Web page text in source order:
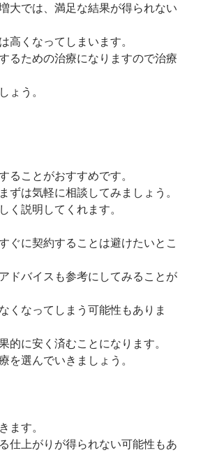
大では、満足な結果が得られない
くなってしまいます。
るための治療になりますので治療
ょう。
ことがおすすめです。
は気軽に相談してみましょう。
く説明してくれます。
ぐに契約することは避けたいとこ
ドバイスも参考にしてみることが
くなってしまう可能性もありま
に安く済むことになります。
を選んでいきましょう。
ます。
仕上がりが得られない可能性もあ